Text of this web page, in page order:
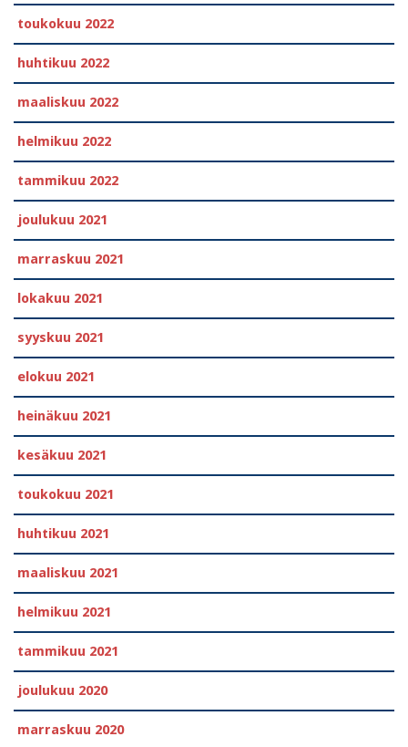
toukokuu 2022
huhtikuu 2022
maaliskuu 2022
helmikuu 2022
tammikuu 2022
joulukuu 2021
marraskuu 2021
lokakuu 2021
syyskuu 2021
elokuu 2021
heinäkuu 2021
kesäkuu 2021
toukokuu 2021
huhtikuu 2021
maaliskuu 2021
helmikuu 2021
tammikuu 2021
joulukuu 2020
marraskuu 2020